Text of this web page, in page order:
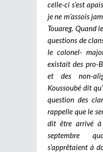
celle-ci s’est
je ne m’assois
Touareg. Quand
questions de
le colonel-
existait des pro-
et des non-
Koussoubé dit
question des
rappelle que le
dit être arrivé
septembre
s’apprêtaient à